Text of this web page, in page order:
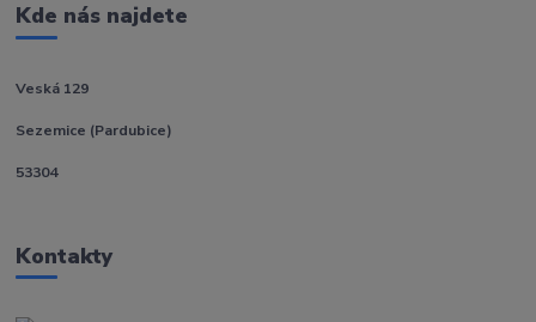
Kde nás najdete
Veská 129
Sezemice (Pardubice)
53304
Kontakty